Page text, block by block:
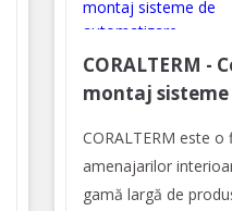
CORALTERM -
montaj
CORALTERM este
amenajarilor
gamă largă de